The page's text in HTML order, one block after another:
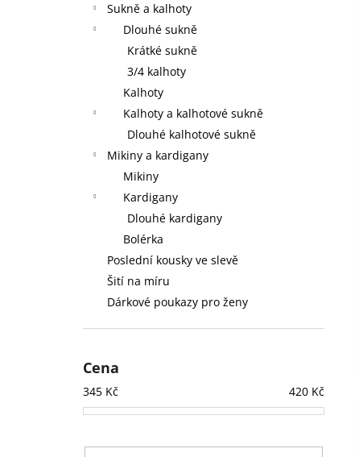
Sukně a kalhoty
Dlouhé sukně
Krátké sukně
3/4 kalhoty
Kalhoty
Kalhoty a kalhotové sukně
Dlouhé kalhotové sukně
Mikiny a kardigany
Mikiny
Kardigany
Dlouhé kardigany
Bolérka
Poslední kousky ve slevě
Šití na míru
Dárkové poukazy pro ženy
Cena
345 Kč 420 Kč